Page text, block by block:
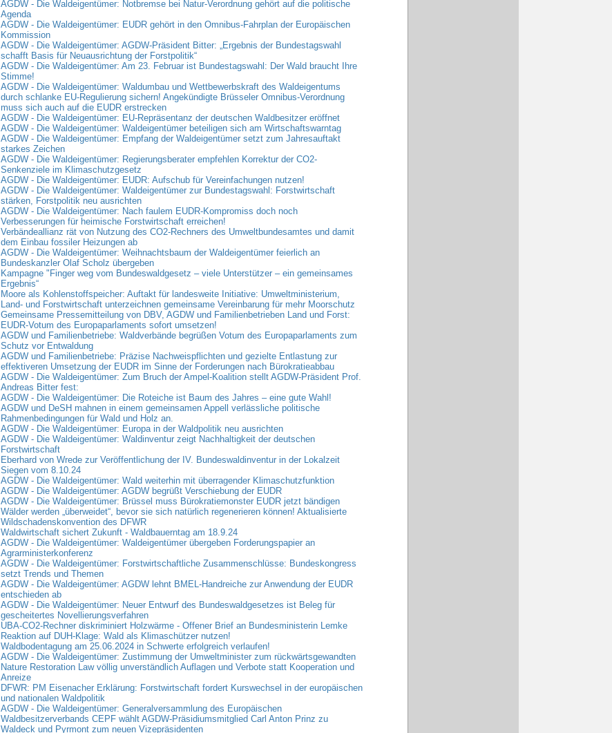
AGDW - Die Waldeigentümer: Notbremse bei Natur-Verordnung gehört auf die politische
Agenda
AGDW - Die Waldeigentümer: EUDR gehört in den Omnibus-Fahrplan der Europäischen
Kommission
AGDW - Die Waldeigentümer: AGDW-Präsident Bitter: „Ergebnis der Bundestagswahl
schafft Basis für Neuausrichtung der Forstpolitik“
AGDW - Die Waldeigentümer: Am 23. Februar ist Bundestagswahl: Der Wald braucht Ihre
Stimme!
AGDW - Die Waldeigentümer: Waldumbau und Wettbewerbskraft des Waldeigentums
durch schlanke EU-Regulierung sichern! Angekündigte Brüsseler Omnibus-Verordnung
muss sich auch auf die EUDR erstrecken
AGDW - Die Waldeigentümer: EU-Repräsentanz der deutschen Waldbesitzer eröffnet
AGDW - Die Waldeigentümer: Waldeigentümer beteiligen sich am Wirtschaftswarntag
AGDW - Die Waldeigentümer: Empfang der Waldeigentümer setzt zum Jahresauftakt
starkes Zeichen
AGDW - Die Waldeigentümer: Regierungsberater empfehlen Korrektur der CO2-
Senkenziele im Klimaschutzgesetz
AGDW - Die Waldeigentümer: EUDR: Aufschub für Vereinfachungen nutzen!
AGDW - Die Waldeigentümer: Waldeigentümer zur Bundestagswahl: Forstwirtschaft
stärken, Forstpolitik neu ausrichten
AGDW - Die Waldeigentümer: Nach faulem EUDR-Kompromiss doch noch
Verbesserungen für heimische Forstwirtschaft erreichen!
Verbändeallianz rät von Nutzung des CO2-Rechners des Umweltbundesamtes und damit
dem Einbau fossiler Heizungen ab
AGDW - Die Waldeigentümer: Weihnachtsbaum der Waldeigentümer feierlich an
Bundeskanzler Olaf Scholz übergeben
Kampagne "Finger weg vom Bundeswaldgesetz – viele Unterstützer – ein gemeinsames
Ergebnis“
Moore als Kohlenstoffspeicher: Auftakt für landesweite Initiative: Umweltministerium,
Land- und Forstwirtschaft unterzeichnen gemeinsame Vereinbarung für mehr Moorschutz
Gemeinsame Pressemitteilung von DBV, AGDW und Familienbetrieben Land und Forst:
EUDR-Votum des Europaparlaments sofort umsetzen!
AGDW und Familienbetriebe: Waldverbände begrüßen Votum des Europaparlaments zum
Schutz vor Entwaldung
AGDW und Familienbetriebe: Präzise Nachweispflichten und gezielte Entlastung zur
effektiveren Umsetzung der EUDR im Sinne der Forderungen nach Bürokratieabbau
AGDW - Die Waldeigentümer: Zum Bruch der Ampel-Koalition stellt AGDW-Präsident Prof.
Andreas Bitter fest:
AGDW - Die Waldeigentümer: Die Roteiche ist Baum des Jahres – eine gute Wahl!
AGDW und DeSH mahnen in einem gemeinsamen Appell verlässliche politische
Rahmenbedingungen für Wald und Holz an.
AGDW - Die Waldeigentümer: Europa in der Waldpolitik neu ausrichten
AGDW - Die Waldeigentümer: Waldinventur zeigt Nachhaltigkeit der deutschen
Forstwirtschaft
Eberhard von Wrede zur Veröffentlichung der IV. Bundeswaldinventur in der Lokalzeit
Siegen vom 8.10.24
AGDW - Die Waldeigentümer: Wald weiterhin mit überragender Klimaschutzfunktion
AGDW - Die Waldeigentümer: AGDW begrüßt Verschiebung der EUDR
AGDW - Die Waldeigentümer: Brüssel muss Bürokratiemonster EUDR jetzt bändigen
Wälder werden „überweidet“, bevor sie sich natürlich regenerieren können! Aktualisierte
Wildschadenskonvention des DFWR
Waldwirtschaft sichert Zukunft - Waldbauerntag am 18.9.24
AGDW - Die Waldeigentümer: Waldeigentümer übergeben Forderungspapier an
Agrarministerkonferenz
AGDW - Die Waldeigentümer: Forstwirtschaftliche Zusammenschlüsse: Bundeskongress
setzt Trends und Themen
AGDW - Die Waldeigentümer: AGDW lehnt BMEL-Handreiche zur Anwendung der EUDR
entschieden ab
AGDW - Die Waldeigentümer: Neuer Entwurf des Bundeswaldgesetzes ist Beleg für
gescheitertes Novellierungsverfahren
UBA-CO2-Rechner diskriminiert Holzwärme - Offener Brief an Bundesministerin Lemke
Reaktion auf DUH-Klage: Wald als Klimaschützer nutzen!
Waldbodentagung am 25.06.2024 in Schwerte erfolgreich verlaufen!
AGDW - Die Waldeigentümer: Zustimmung der Umweltminister zum rückwärtsgewandten
Nature Restoration Law völlig unverständlich Auflagen und Verbote statt Kooperation und
Anreize
DFWR: PM Eisenacher Erklärung: Forstwirtschaft fordert Kurswechsel in der europäischen
und nationalen Waldpolitik
AGDW - Die Waldeigentümer: Generalversammlung des Europäischen
Waldbesitzerverbands CEPF wählt AGDW-Präsidiumsmitglied Carl Anton Prinz zu
Waldeck und Pyrmont zum neuen Vizepräsidenten